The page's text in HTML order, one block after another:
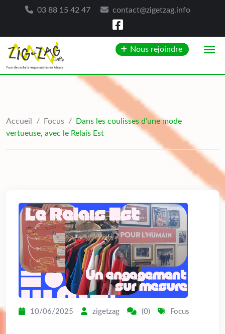
03 88 15 42 47 contact@zigetzag.info
content
Nous rejoindre
Accueil / Focus /
Dans les coulisses d’une mode
vertueuse, avec le Relais Est
10/06/2025 zigetzag (0) Focus